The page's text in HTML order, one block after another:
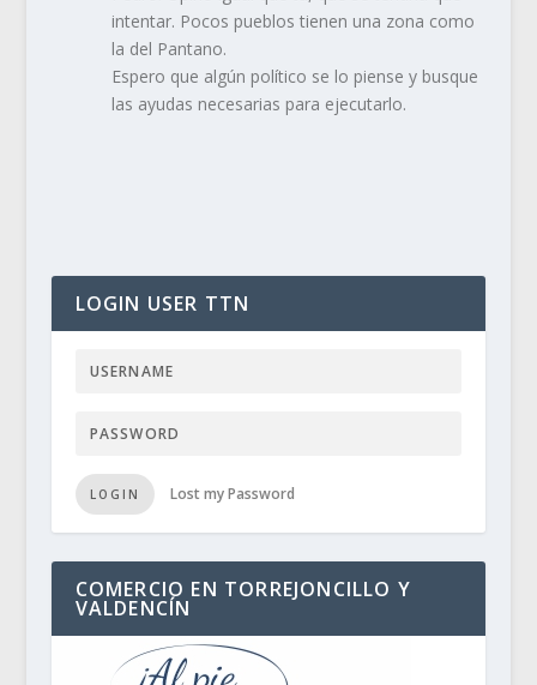
intentar. Pocos pueblos tienen una zona como
la del Pantano.
Espero que algún político se lo piense y busque
las ayudas necesarias para ejecutarlo.
LOGIN USER TTN
LOGIN Lost my Password
COMERCIO EN TORREJONCILLO Y
VALDENCÍN